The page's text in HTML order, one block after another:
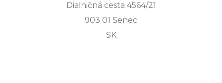
Diaľničná cesta 4564/21
903 01 Senec
SK